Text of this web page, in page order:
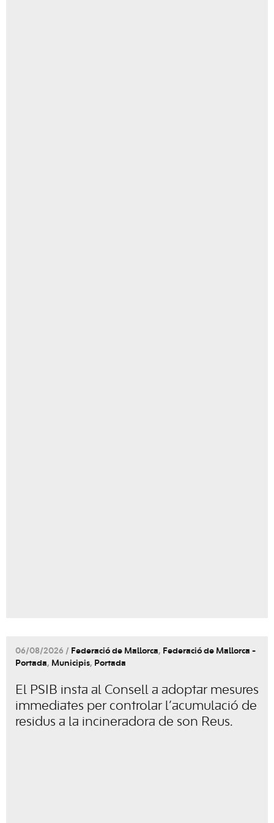
06/08/2026 / Federació de Mallorca, Federació de Mallorca -
Portada, Municipis, Portada
El PSIB insta al Consell a adoptar mesures
immediates per controlar l’acumulació de
residus a la incineradora de son Reus.